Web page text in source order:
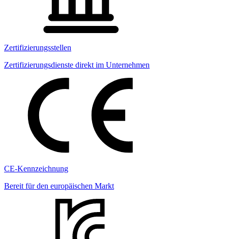
Zertifizierungsstellen
Zertifizierungsdienste direkt im Unternehmen
CE-Kennzeichnung
Bereit für den europäischen Markt